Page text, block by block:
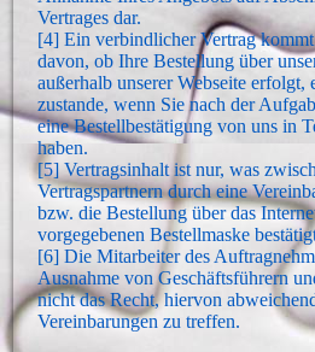
Vertrages dar.
[4] Ein verbindlicher Vertrag
davon, ob Ihre Bestellung über
außerhalb unserer Webseite erfolgt,
zustande, wenn Sie nach der
eine Bestellbestätigung von uns in
haben.
[5] Vertragsinhalt ist nur, was
Vertragspartnern durch eine
bzw. die Bestellung über das
vorgegebenen Bestellmaske
[6] Die Mitarbeiter des
Ausnahme von Geschäftsführern
nicht das Recht, hiervon
Vereinbarungen zu treffen.